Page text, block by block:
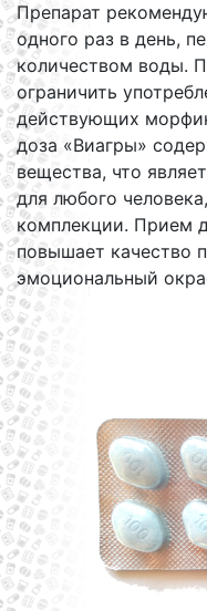
Препарат
одного раз в день,
количеством воды.
ограничить
действующих
доза «Виагры»
вещества, что
для любого
комплекции. Прием
повышает качество
эмоциональный